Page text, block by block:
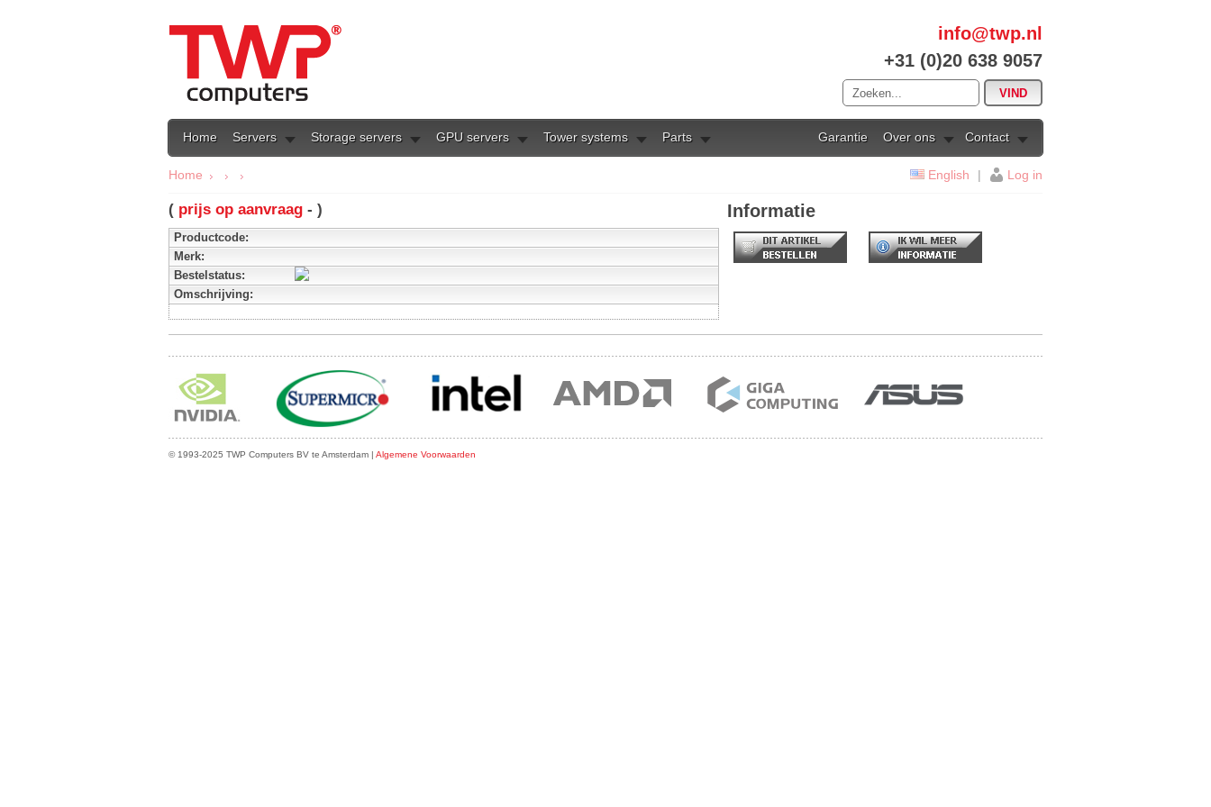
info@twp.nl
+31 (0)20 638 9057
Home Servers Storage servers GPU servers Tower systems Parts Contact
Over ons
Garantie
Home English | Log in
( prijs op aanvraag - )
Productcode:
Merk:
Bestelstatus:
Omschrijving:
Informatie
© 1993-2025 TWP Computers BV te Amsterdam | Algemene Voorwaarden